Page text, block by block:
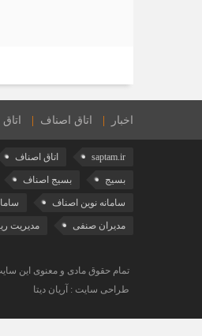
اخبار اتاق اصناف
saptam.ir اتاق اصناف
بسیج بسیج اصناف
سامانه نوین اصناف
مدیران صنفی مدیریت
تمام حقوق مادی و معنوی این
طراحی سایت : آریان دیتا